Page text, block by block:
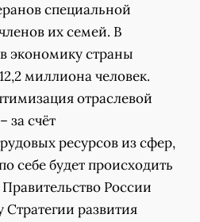
специальной
их семей. В
экономику страны
миллиона человек.
отраслевой
за счёт
ресурсов из сфер,
себе будет происходить
России
Стратегии развития